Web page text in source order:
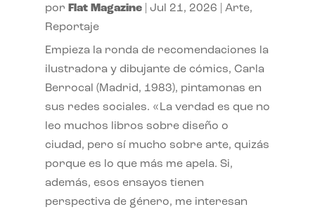
por Flat Magazine| Jul 21, 2026 Arte,
Reportaje
Empieza la ronda de recomendaciones la
ilustradora y dibujante de cómics, Carla
Berrocal (Madrid, 1983), pintamonas en
sus redes sociales. «La verdad es que no
leo muchos libros sobre diseño o
ciudad, pero sí mucho sobre arte, quizás
porque es lo que más me apela. Si,
además, esos ensayos tienen
perspectiva de género, me interesan